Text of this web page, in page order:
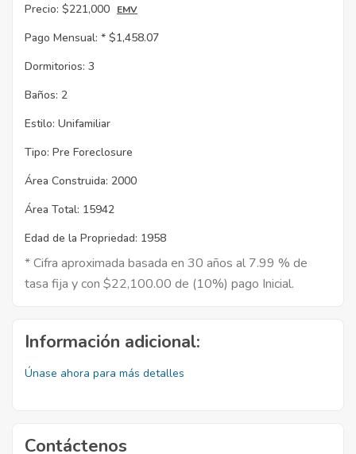
Precio: $221,000 EMV
Pago Mensual: * $1,458.07
Dormitorios: 3
Baños: 2
Estilo: Unifamiliar
Tipo: Pre Foreclosure
Área Construida: 2000
Área Total: 15942
Edad de la Propriedad: 1958
* Cifra aproximada basada en 30 años al 7.99 % de
tasa fija y con $22,100.00 de (10%) pago Inicial.
Información adicional:
Únase ahora para más detalles
Contáctenos